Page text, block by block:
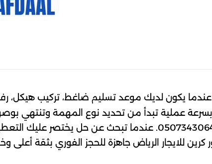
عندما يكون لديك موعد تسليم ضاغط، تركيب هيكل،
عملية تبدأ من تحديد نوع المهمة وتنتهي
تحتاجه بالضبط، مع متابعة مباشرة عبر الرقم 0507343064.
للايجار الرياض جاهزة للحجز الفوري بثقة